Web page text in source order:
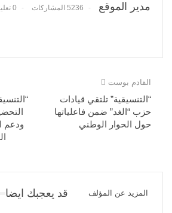
مدير الموقع 5236 المشاركات 0 تعليقات
ودعم
القادم بوست
“التنسيقية” تلتقي قيادات
حزب “الغد” ضمن فاعلياتها
حول الحوار الوطني
قد يعجبك ايضا المزيد عن المؤلف